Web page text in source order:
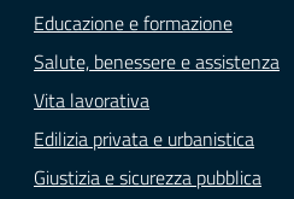
Educazione e formazione
Salute, benessere e assistenza
Vita lavorativa
Edilizia privata e urbanistica
Giustizia e sicurezza pubblica